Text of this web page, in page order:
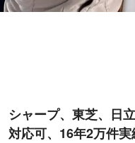
シャープ、東芝、日
対応可、16年2万件実